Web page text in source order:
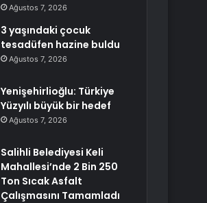
Ağustos 7, 2026
3 yaşındaki çocuk
tesadüfen hazine buldu
Ağustos 7, 2026
Yenişehirlioğlu: Türkiye
Yüzyılı büyük bir hedef
Ağustos 7, 2026
Salihli Belediyesi Keli
Mahallesi’nde 2 Bin 250
Ton Sıcak Asfalt
Çalışmasını Tamamladı